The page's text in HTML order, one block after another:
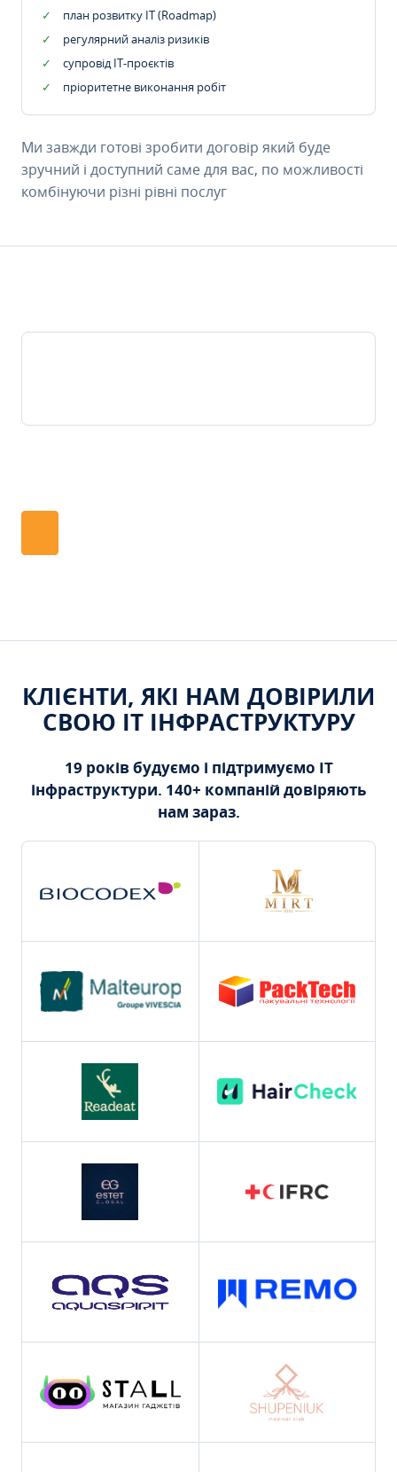
план розвитку IT (Roadmap)
регулярний аналіз ризиків
супровід ІТ-проєктів
пріоритетне виконання робіт
Ми завжди готові зробити договір який буде
зручний і доступний саме для вас, по можливості
комбінуючи різні рівні послуг
КЛІЄНТИ, ЯКІ НАМ ДОВІРИЛИ
СВОЮ ІТ ІНФРАСТРУКТУРУ
19 років будуємо і підтримуємо ІТ
інфраструктури. 140+ компаній довіряють
нам зараз.